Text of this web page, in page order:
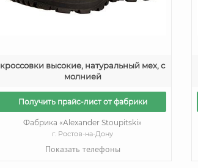
кроссовки высокие, натуральный мех, с
молнией
Получить прайс-лист от фабрики
Фабрика «Alexander Stoupitski»
г. Ростов-на-Дону
Показать телефоны